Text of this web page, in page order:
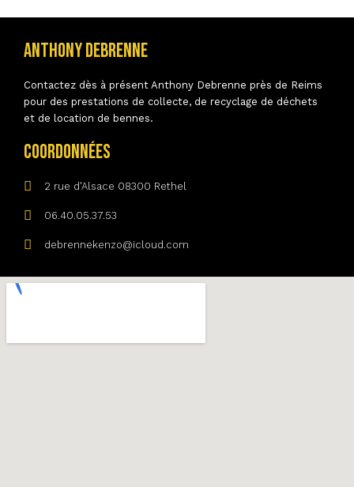
Anthony Debrenne
Contactez dès à présent Anthony Debrenne près de Reims
pour des prestations de collecte, de recyclage de déchets
et de location de bennes.
Coordonnées
2 rue d'Alsace 08300 Rethel
06.40.05.37.53
debrennekenzo@icloud.com